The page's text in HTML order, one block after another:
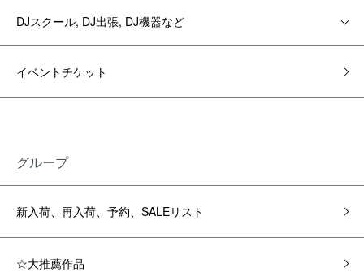
DJスクール, DJ出張, DJ機器など
イベントチケット
グループ
新入荷、再入荷、予約、SALEリスト
☆大推薦作品